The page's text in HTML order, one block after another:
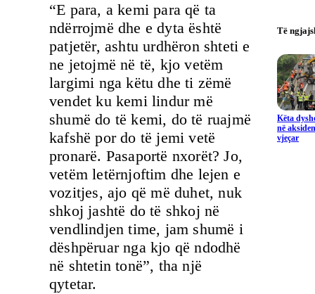
“E para, a kemi para që ta
ndërrojmë dhe e dyta është
patjetër, ashtu urdhëron shteti e
ne jetojmë në të, kjo vetëm
largimi nga këtu dhe ti zëmë
vendet ku kemi lindur më
shumë do të kemi, do të ruajmë
kafshë por do të jemi vetë
pronarë. Pasaportë nxorët? Jo,
vetëm letërnjoftim dhe lejen e
vozitjes, ajo që më duhet, nuk
shkoj jashtë do të shkoj në
vendlindjen time, jam shumë i
dëshpëruar nga kjo që ndodhë
në shtetin tonë”, tha një
qytetar.
Të
Këta
në
vjeçar